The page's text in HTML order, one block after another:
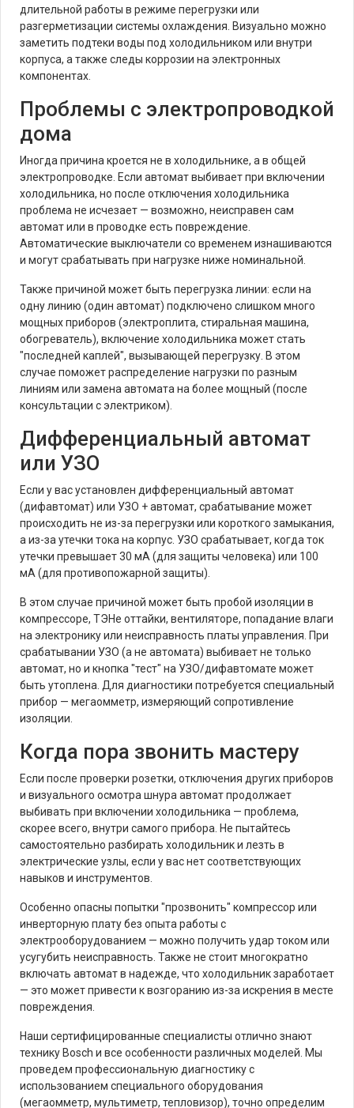
длительной работы в режиме перегрузки или
разгерметизации системы охлаждения. Визуально можно
заметить подтеки воды под холодильником или внутри
корпуса, а также следы коррозии на электронных
компонентах.
Проблемы с электропроводкой
дома
Иногда причина кроется не в холодильнике, а в общей
электропроводке. Если автомат выбивает при включении
холодильника, но после отключения холодильника
проблема не исчезает — возможно, неисправен сам
автомат или в проводке есть повреждение.
Автоматические выключатели со временем изнашиваются
и могут срабатывать при нагрузке ниже номинальной.
Также причиной может быть перегрузка линии: если на
одну линию (один автомат) подключено слишком много
мощных приборов (электроплита, стиральная машина,
обогреватель), включение холодильника может стать
"последней каплей", вызывающей перегрузку. В этом
случае поможет распределение нагрузки по разным
линиям или замена автомата на более мощный (после
консультации с электриком).
Дифференциальный автомат
или УЗО
Если у вас установлен дифференциальный автомат
(дифавтомат) или УЗО + автомат, срабатывание может
происходить не из-за перегрузки или короткого замыкания,
а из-за утечки тока на корпус. УЗО срабатывает, когда ток
утечки превышает 30 мА (для защиты человека) или 100
мА (для противопожарной защиты).
В этом случае причиной может быть пробой изоляции в
компрессоре, ТЭНе оттайки, вентиляторе, попадание влаги
на электронику или неисправность платы управления. При
срабатывании УЗО (а не автомата) выбивает не только
автомат, но и кнопка "тест" на УЗО/дифавтомате может
быть утоплена. Для диагностики потребуется специальный
прибор — мегаомметр, измеряющий сопротивление
изоляции.
Когда пора звонить мастеру
Если после проверки розетки, отключения других приборов
и визуального осмотра шнура автомат продолжает
выбивать при включении холодильника — проблема,
скорее всего, внутри самого прибора. Не пытайтесь
самостоятельно разбирать холодильник и лезть в
электрические узлы, если у вас нет соответствующих
навыков и инструментов.
Особенно опасны попытки "прозвонить" компрессор или
инверторную плату без опыта работы с
электрооборудованием — можно получить удар током или
усугубить неисправность. Также не стоит многократно
включать автомат в надежде, что холодильник заработает
— это может привести к возгоранию из-за искрения в месте
повреждения.
Наши сертифицированные специалисты отлично знают
технику Bosch и все особенности различных моделей. Мы
проведем профессиональную диагностику с
использованием специального оборудования
(мегаомметр, мультиметр, тепловизор), точно определим